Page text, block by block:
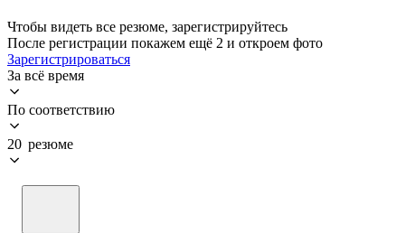
Чтобы видеть все резюме, зарегистрируйтесь
После регистрации покажем ещё 2 и откроем фото
Зарегистрироваться
За всё время
По соответствию
20 резюме